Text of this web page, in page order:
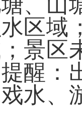
区域
景区
醒：
水、